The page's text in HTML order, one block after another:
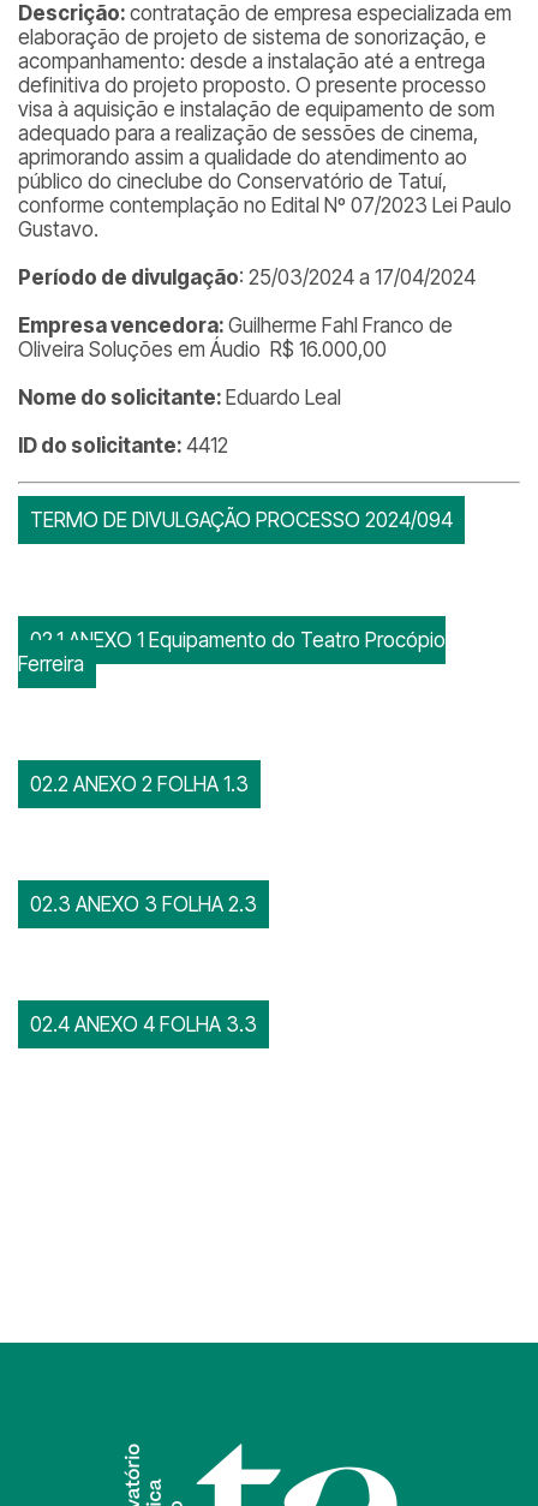
Descrição: contratação de empresa especializada em
elaboração de projeto de sistema de sonorização, e
acompanhamento: desde a instalação até a entrega
definitiva do projeto proposto. O presente processo
visa à aquisição e instalação de equipamento de som
adequado para a realização de sessões de cinema,
aprimorando assim a qualidade do atendimento ao
público do cineclube do Conservatório de Tatuí,
conforme contemplação no Edital Nº 07/2023 Lei Paulo
Gustavo.
Período de divulgação: 25/03/2024 a 17/04/2024
Empresa vencedora: Guilherme Fahl Franco de
Oliveira Soluções em Áudio R$ 16.000,00
Nome do solicitante: Eduardo Leal
ID do solicitante: 4412
TERMO DE DIVULGAÇÃO PROCESSO 2024/094
02.1 ANEXO 1 Equipamento do Teatro Procópio
Ferreira
02.2 ANEXO 2 FOLHA 1.3
02.3 ANEXO 3 FOLHA 2.3
02.4 ANEXO 4 FOLHA 3.3